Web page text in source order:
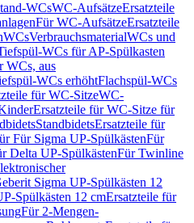
WCsWC-AufsätzeErsatzteile
Für WC-AufsätzeErsatzteile
WCsVerbrauchsmaterialWCs und
WCs für AP-Spülkasten
WCs, aus
WCs erhöhtFlachspül-WCs
für WC-SitzeWC-
Ersatzteile für WC-Sitze für
StandbidetsErsatzteile für
Für Sigma UP-SpülkästenFür
Delta UP-SpülkästenFür Twinline
Sigma UP-Spülkästen 12
Spülkästen 12 cmErsatzteile für
Für 2-Mengen-